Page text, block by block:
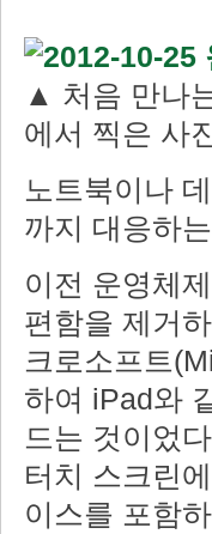
▲ 처음 만나
에서 찍은 사
노트북이나
까지 대응하
이전 운영체
편함을 제거
크로소프트
하여 iPad와
드는 것이었
터치 스크린
이스를 포함